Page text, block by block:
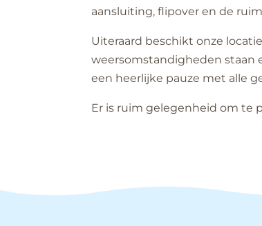
aansluiting, flipover en de
Uiteraard beschikt onze
weersomstandigheden staan
een heerlijke pauze met alle
Er is ruim gelegenheid om te